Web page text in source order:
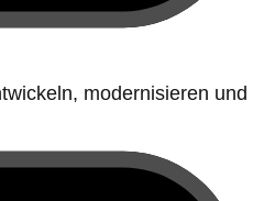
modernisieren und